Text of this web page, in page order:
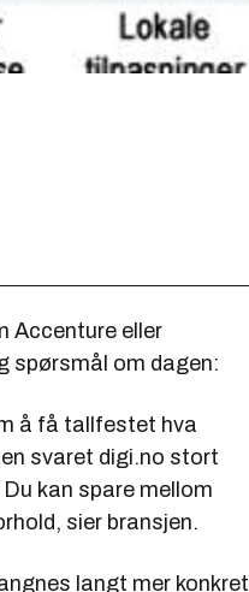
Accenture eller
spørsmål om dagen:
å få tallfestet hva
svaret digi.no stort
kan spare mellom
sier bransjen.
langt mer konkret